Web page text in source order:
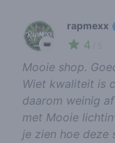
👑
rapmexx
4
Mooie shop.
Wiet kwaliteit is
daarom weinig
met Mooie
je zien hoe deze